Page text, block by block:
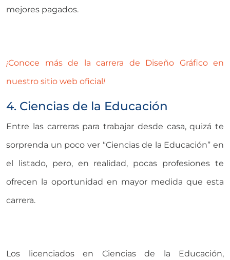
mejores pagados.
¡Conoce más de la carrera de Diseño Gráfico en
nuestro sitio web oficial !
4. Ciencias de la Educación
Entre las carreras para trabajar desde casa, quizá te
sorprenda un poco ver “Ciencias de la Educación” en
el listado, pero, en realidad, pocas profesiones te
ofrecen la oportunidad en mayor medida que esta
carrera.
Los licenciados en Ciencias de la Educación,